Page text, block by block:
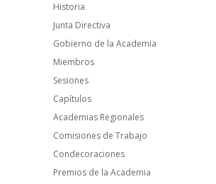
Historia
Junta Directiva
Gobierno de la Academia
Miembros
Sesiones
Capítulos
Academias Regionales
Comisiones de Trabajo
Condecoraciones
Premios de la Academia